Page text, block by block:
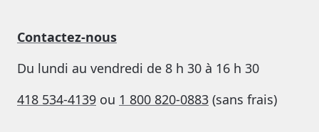
Contactez-nous
Du lundi au vendredi de 8 h 30 à 16 h 30
418 534-4139 ou 1 800 820-0883 (sans frais)